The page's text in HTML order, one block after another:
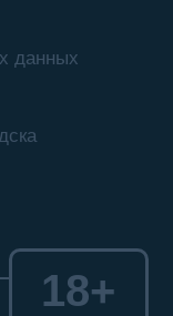
данных
18+